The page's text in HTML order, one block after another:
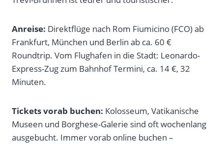
Anreise: Direktflüge nach Rom Fiumicino (FCO) ab
Frankfurt, München und Berlin ab ca. 60 €
Roundtrip. Vom Flughafen in die Stadt: Leonardo-
Express-Zug zum Bahnhof Termini, ca. 14 €, 32
Minuten.
Tickets vorab buchen: Kolosseum, Vatikanische
Museen und Borghese-Galerie sind oft wochenlang
ausgebucht. Immer vorab online buchen –